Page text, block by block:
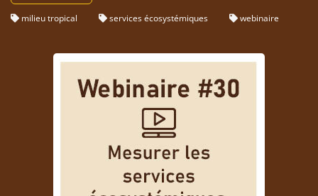
milieu tropical services écosystémiques webinaire